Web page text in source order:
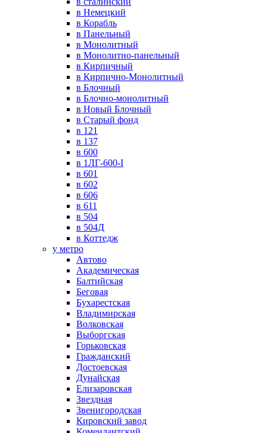
в Немецкий
в Корабль
в Панельный
в Монолитный
в Монолитно-панельный
в Кирпичный
в Кирпично-Монолитный
в Блочный
в Блочно-монолитный
в Новый Блочный
в Старый фонд
в 121
в 137
в 600
в 1ЛГ-600-I
в 601
в 602
в 606
в 611
в 504
в 504Д
в Коттедж
у метро
Автово
Академическая
Балтийская
Беговая
Бухарестская
Владимирская
Волковская
Выборгская
Горьковская
Гражданский
Достоевская
Дунайская
Елизаровская
Звездная
Звенигородская
Кировский завод